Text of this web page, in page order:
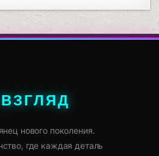
нового поколения.
где каждая деталь